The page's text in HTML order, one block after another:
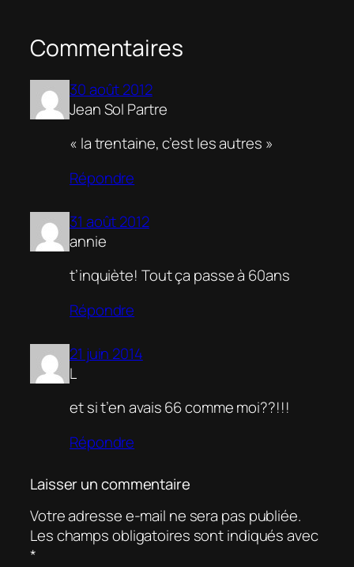
Commentaires
30 août 2012
Jean Sol Partre
« la trentaine, c’est les autres »
Répondre
31 août 2012
annie
t’inquiète! Tout ça passe à 60ans
Répondre
21 juin 2014
L
et si t’en avais 66 comme moi??!!!
Répondre
Laisser un commentaire
Votre adresse e-mail ne sera pas publiée.
Les champs obligatoires sont indiqués avec
*